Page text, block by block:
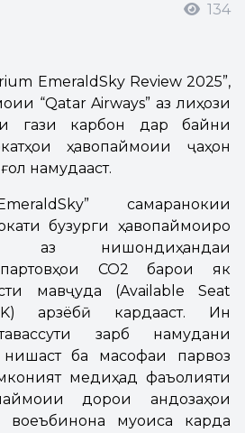
134
EmeraldSky Review 2025”,
“Qatar Airways” аз лиҳози
гази карбон дар байни
ҳавопаймоии ҷаҳон
намудааст.
самаранокии
бузурги ҳавопаймоиро
аз нишондиҳандаи
CO2 барои як
мавҷуда (Available Seat
арзёбӣ кардааст. Ин
зарб намудани
ба масофаи парвоз
медиҳад фаъолияти
дорои андозаҳои
муқоиса карда